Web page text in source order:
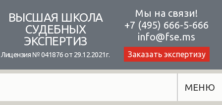
content
ВЫСШАЯ ШКОЛА
СУДЕБНЫХ
ЭКСПЕРТИЗ
Лицензия № 041876 от 29.12.2021г.
Мы на связи!
+7 (495) 666-5-666
info@fse.ms
Заказать экспертизу
МЕНЮ